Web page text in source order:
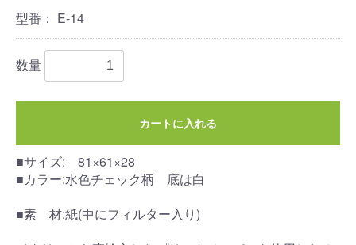
型番： E-14
数量
カートに入れる
■サイズ: 81×61×28
■カラー:水色チェック柄 底は白
■素 材:紙(中にフィルター入り)